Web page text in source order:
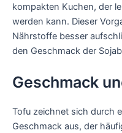
kompakten Kuchen, der
werden kann. Dieser
Nährstoffe besser
den Geschmack der
Geschmack
Tofu zeichnet sich durch
Geschmack aus, der